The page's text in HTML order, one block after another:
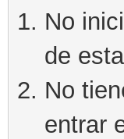
No
de
No
entrar